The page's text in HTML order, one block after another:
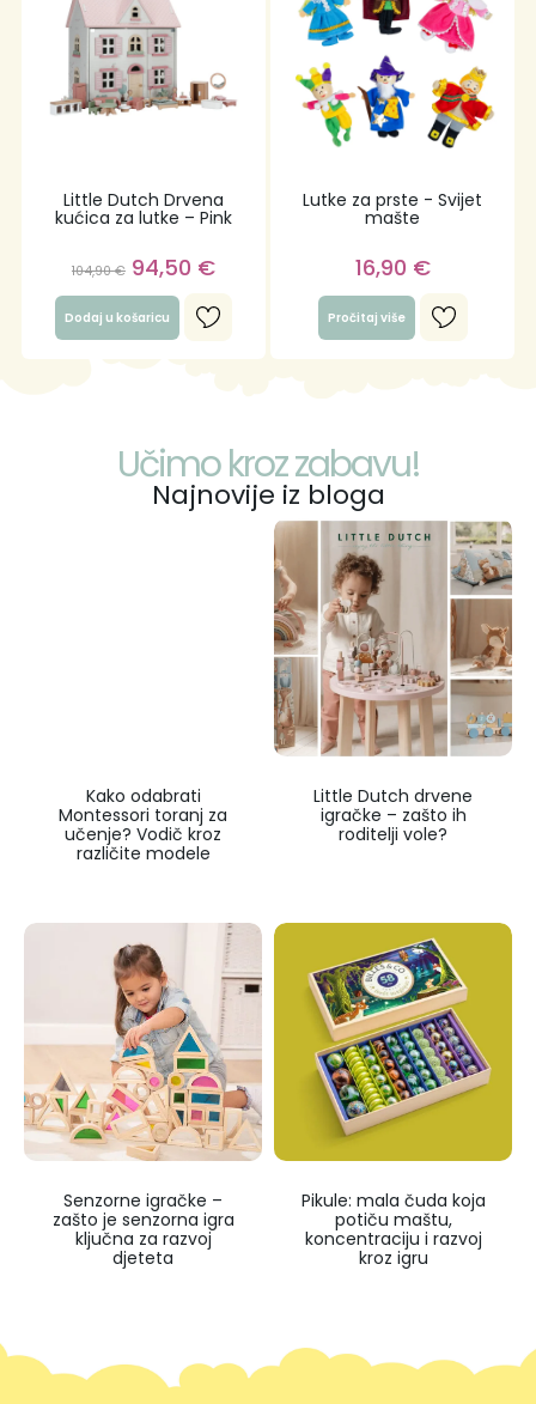
Little Dutch Drvena
kućica za lutke – Pink
104,90€ 94,50 €
Dodaj u košaricu
Lutke za prste - Svijet
mašte
16,90 €
Pročitaj više
Učimo kroz zabavu!
Najnovije iz bloga
Kako odabrati
Montessori toranj za
učenje? Vodič kroz
različite modele
Little Dutch drvene
igračke – zašto ih
roditelji vole?
Senzorne igračke –
zašto je senzorna igra
ključna za razvoj
djeteta
Pikule: mala čuda koja
potiču maštu,
koncentraciju i razvoj
kroz igru